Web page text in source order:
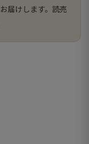
届けします。読売